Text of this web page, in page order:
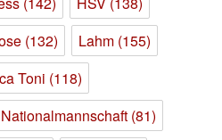
(132) Lahm (155)
Toni (118)
Nationalmannschaft (81)